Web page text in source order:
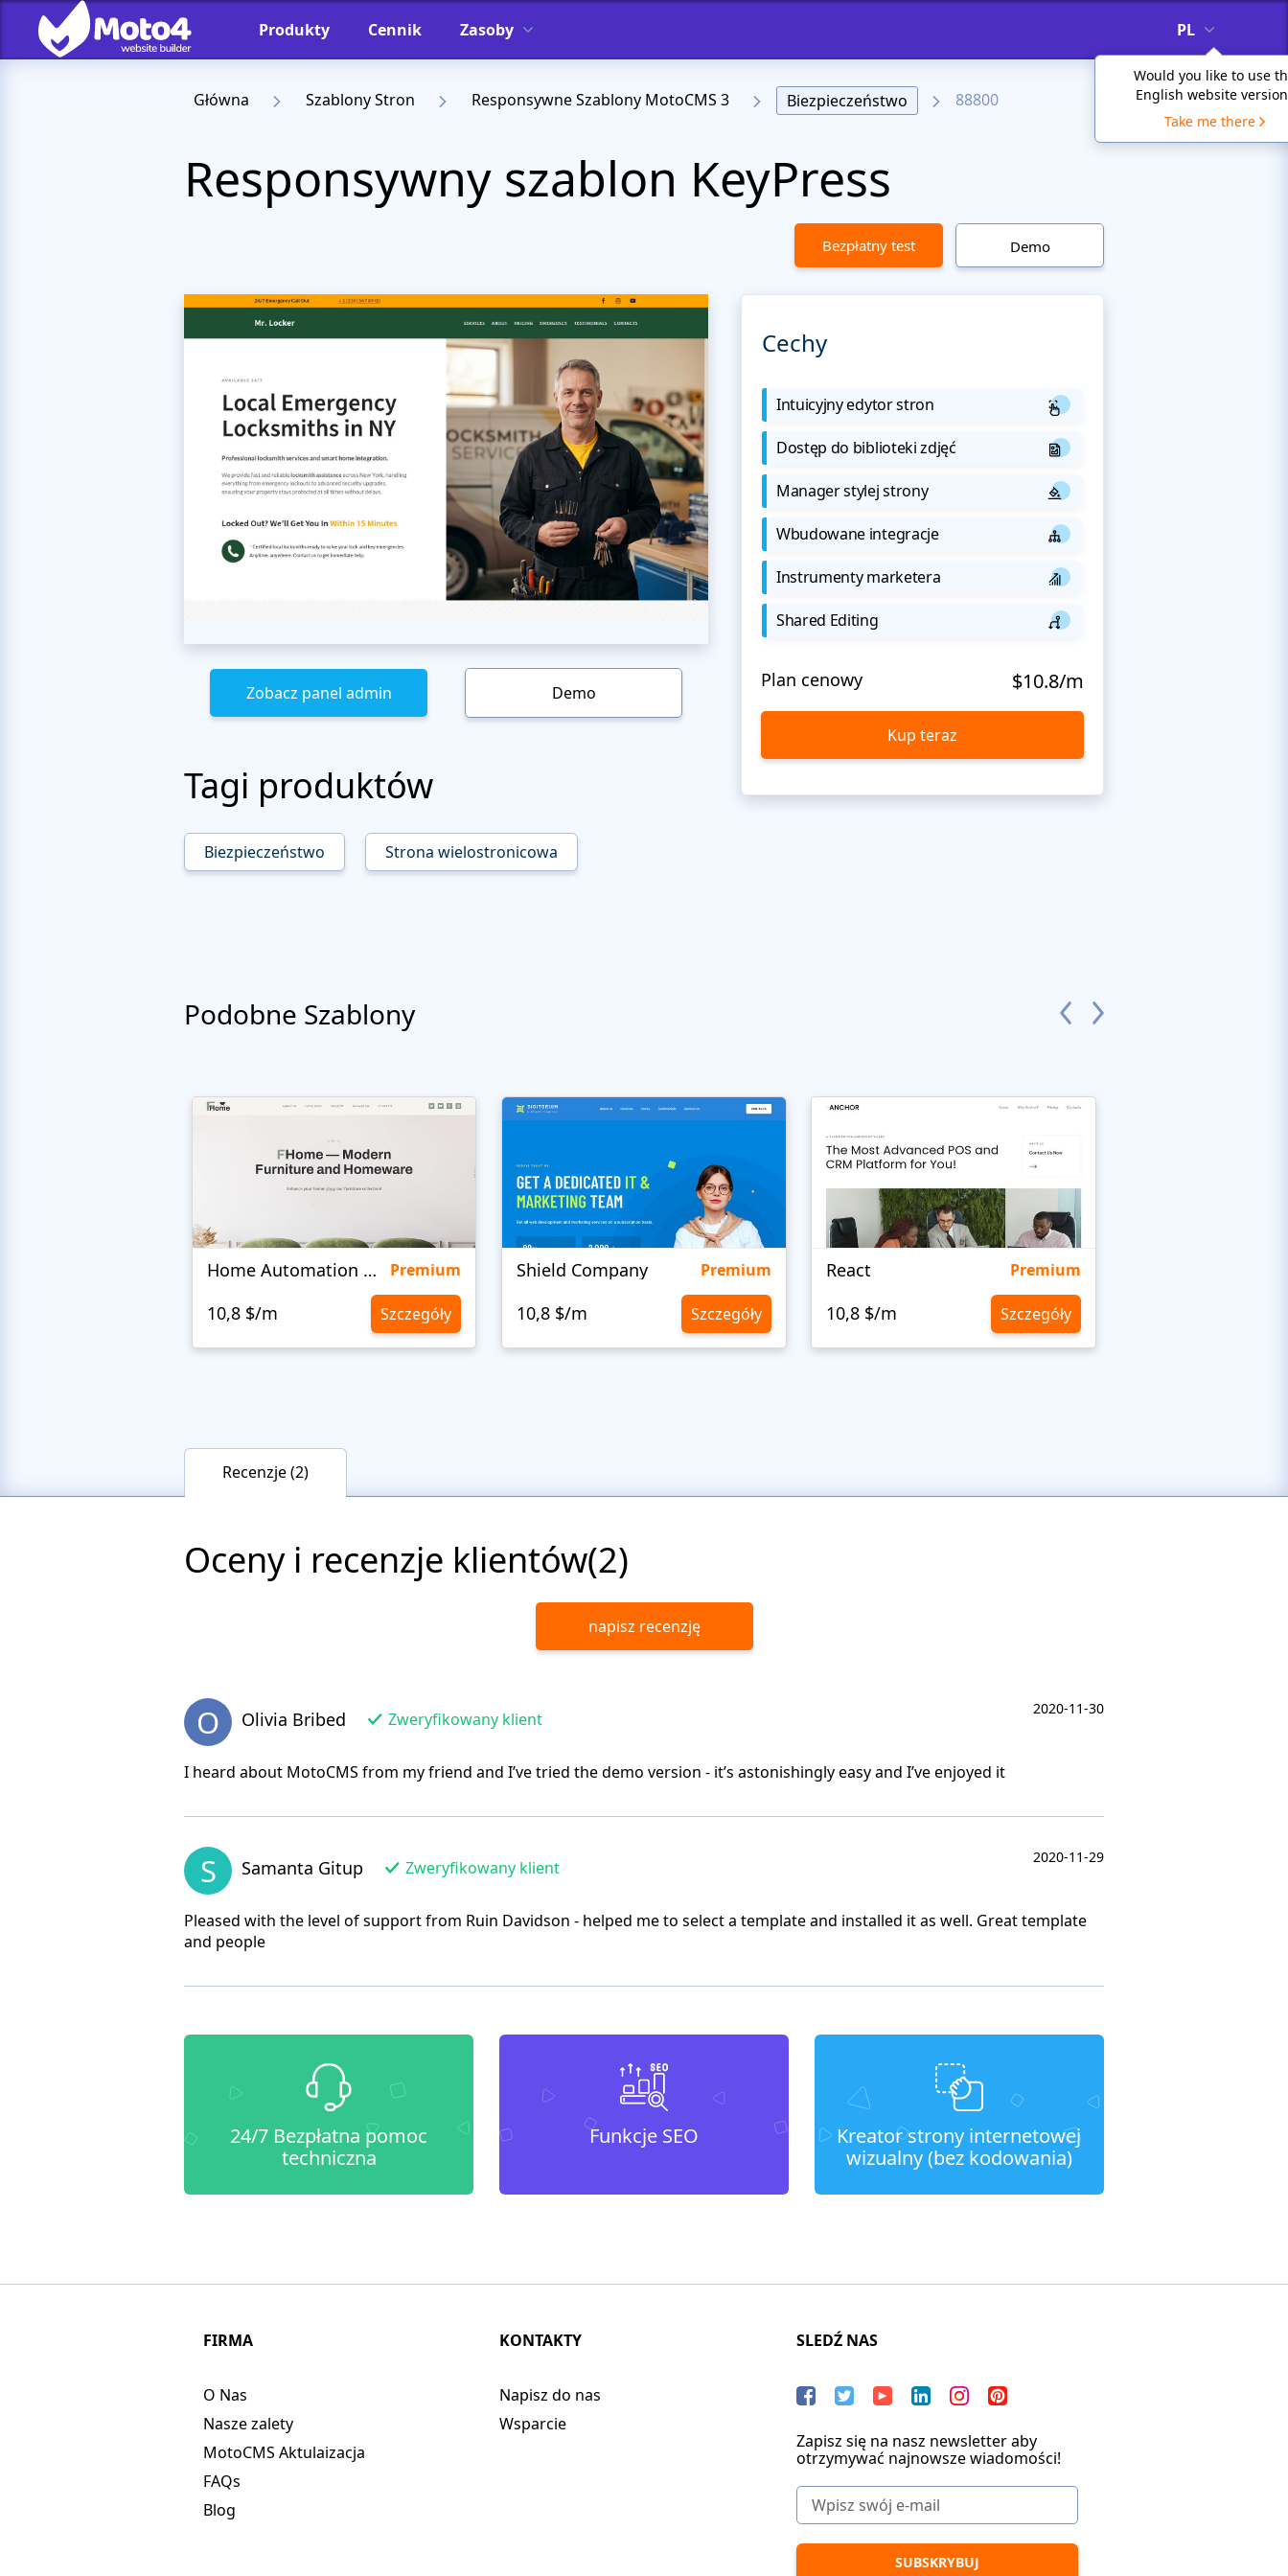
Produkty Cennik Zasoby PL
Would you like to use
English website
Take me there
Główna Szablony Stron Responsywne Szablony MotoCMS 3 Biezpieczeństwo 88800
Responsywny szablon KeyPress
Bezpłatny test Demo
Zobacz panel admin Demo
Tagi produktów
Biezpieczeństwo Strona wielostronicowa
Cechy
Intuicyjny edytor stron
Dostęp do biblioteki zdjęć
Manager stylej strony
Wbudowane integracje
Instrumenty marketera
Shared Editing
Plan cenowy $10.8/m
Kup teraz
Podobne Szablony
Home Automation Company Premium
10,8 $/m Szczegóły
Shield Company Premium
10,8 $/m Szczegóły
React Premium
10,8 $/m Szczegóły
Recenzje (2)
Oceny i recenzje klientów(2)
napisz recenzję
O Olivia Bribed Zweryfikowany klient
2020-11-30
I heard about MotoCMS from my friend and I’ve tried the demo version - it’s astonishingly easy and I’ve enjoyed it
S Samanta Gitup Zweryfikowany klient
2020-11-29
Pleased with the level of support from Ruin Davidson - helped me to select a template and installed it as well. Great template
and people
24/7 Bezpłatna pomoc
techniczna
Funkcje SEO
Kreator strony internetowej
wizualny (bez kodowania)
FIRMA
O Nas
Nasze zalety
MotoCMS Aktulaizacja
FAQs
Blog
KONTAKTY
Napisz do nas
Wsparcie
SLEDŹ NAS
Zapisz się na nasz newsletter aby
otrzymywać najnowsze wiadomości!